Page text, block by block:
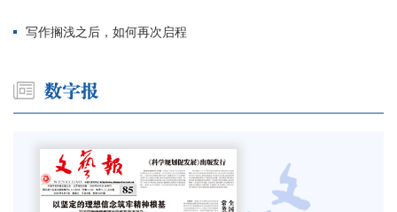
写作搁浅之后，如何再次启程